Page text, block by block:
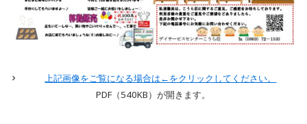
上記画像をご覧になる場合は←をクリックしてください。
PDF（540KB）が開きます。